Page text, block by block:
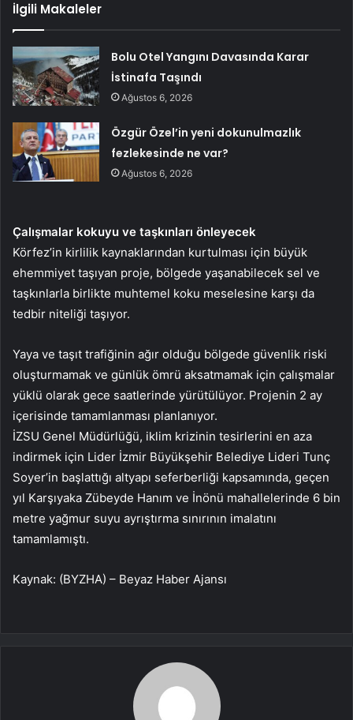
İlgili Makaleler
Bolu Otel Yangını Davasında Karar
İstinafa Taşındı
Ağustos 6, 2026
Özgür Özel’in yeni dokunulmazlık
fezlekesinde ne var?
Ağustos 6, 2026
Çalışmalar kokuyu ve taşkınları önleyecek
Körfez’in kirlilik kaynaklarından kurtulması için büyük
ehemmiyet taşıyan proje, bölgede yaşanabilecek sel ve
taşkınlarla birlikte muhtemel koku meselesine karşı da
tedbir niteliği taşıyor.
Yaya ve taşıt trafiğinin ağır olduğu bölgede güvenlik riski
oluşturmamak ve günlük ömrü aksatmamak için çalışmalar
yüklü olarak gece saatlerinde yürütülüyor. Projenin 2 ay
içerisinde tamamlanması planlanıyor.
İZSU Genel Müdürlüğü, iklim krizinin tesirlerini en aza
indirmek için Lider İzmir Büyükşehir Belediye Lideri Tunç
Soyer’in başlattığı altyapı seferberliği kapsamında, geçen
yıl Karşıyaka Zübeyde Hanım ve İnönü mahallelerinde 6 bin
metre yağmur suyu ayrıştırma sınırının imalatını
tamamlamıştı.
Kaynak: (BYZHA) – Beyaz Haber Ajansı